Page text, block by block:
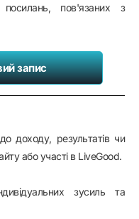
пов'язаних з
запис
доходу, результатів чи
або участі в LiveGood.
зусиль та